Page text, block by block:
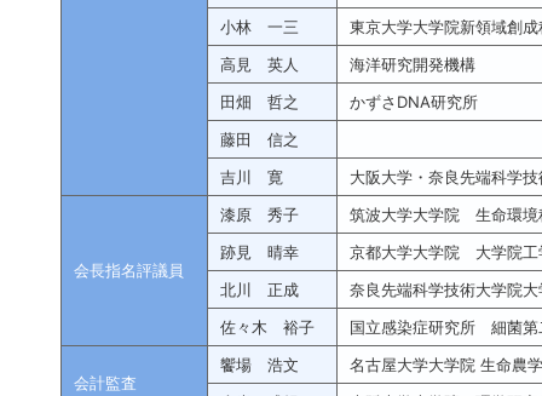
小林 一三
東京大学大学院新領域創
高見 英人
海洋研究開発機構
田畑 哲之
かずさDNA研究所
藤田 信之
吉川 寛
大阪大学・奈良先端科学
会長指名評議員
漆原 秀子
筑波大学大学院 生命環境
跡見 晴幸
京都大学大学院 大学院工
北川 正成
奈良先端科学技術大学院
佐々木 裕子
国立感染症研究所 細菌第
会計監査
饗場 浩文
名古屋大学大学院 生命農